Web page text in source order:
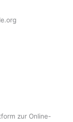
zur Online-